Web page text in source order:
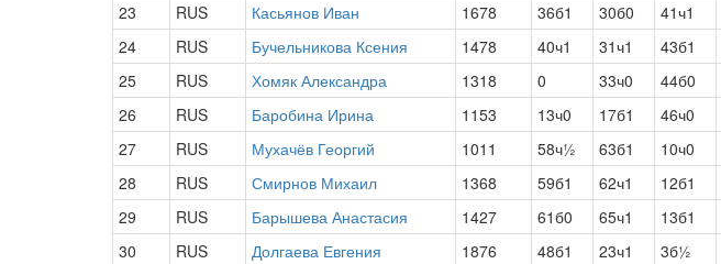
23
RUS Касьянов Иван 1678 36б1 30б0 41ч1
24
RUS Бучельникова Ксения 1478 40ч1 31ч1 43б1
25
RUS Хомяк Александра 1318 0 33ч0 44б0
26
RUS Баробина Ирина 1153 13ч0 17б1 46ч0
27
RUS Мухачёв Георгий 1011 58ч½ 63б1 10ч0
28
RUS Смирнов Михаил 1368 59б1 62ч1 12б1
29
RUS Барышева Анастасия 1427 61б0 65ч1 13б1
30
RUS Долгаева Евгения 1876 48б1 23ч1 3б½